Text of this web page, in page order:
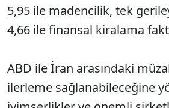
5,95 ile madencilik, tek
4,66 ile finansal kiralama
ABD ile İran arasındaki
ilerleme sağlanabileceğine